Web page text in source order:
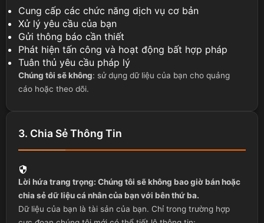
Cung cấp các chức năng dịch vụ cơ bản
Xử lý yêu cầu của bạn
Gửi thông báo cần thiết
Phát hiện tấn công và hoạt động bất hợp pháp
Tuân thủ yêu cầu pháp lý
Chúng tôi sẽ không: sử dụng dữ liệu của bạn cho quảng
cáo hoặc theo dõi.
3. Chia Sẻ Thông Tin
Lời hứa trang trọng: Chúng tôi sẽ không bao giờ bán hoặc
chia sẻ dữ liệu cá nhân của bạn với bên thứ ba.
Dữ liệu của bạn là tài sản của bạn. Chỉ trong trường hợp